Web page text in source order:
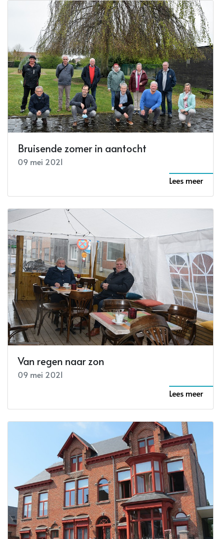
Bruisende zomer in aantocht
09 mei 2021
Lees meer
Van regen naar zon
09 mei 2021
Lees meer